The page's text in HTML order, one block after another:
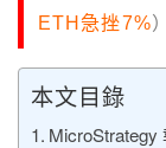
ETH急挫7%）
本文目錄
MicroStrategy